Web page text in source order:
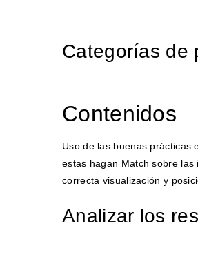
Categorías de
Contenidos
Uso de las buenas prácticas
estas hagan Match sobre
correcta visualización y
Analizar los